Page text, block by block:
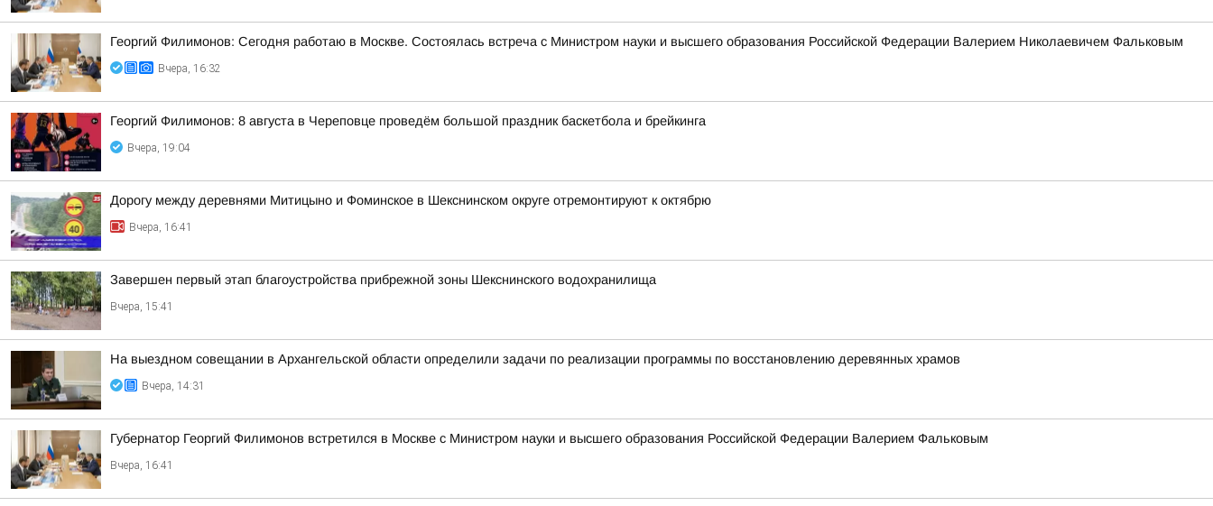
Георгий Филимонов: Сегодня работаю в Москве. Состоялась встреча с Министром науки и высшего образования Российской Федерации Валерием Николаевичем Фальковым
Вчера, 16:32
Георгий Филимонов: 8 августа в Череповце проведём большой праздник баскетбола и брейкинга
Вчера, 19:04
Дорогу между деревнями Митицыно и Фоминское в Шекснинском округе отремонтируют к октябрю
Вчера, 16:41
Завершен первый этап благоустройства прибрежной зоны Шекснинского водохранилища
Вчера, 15:41
На выездном совещании в Архангельской области определили задачи по реализации программы по восстановлению деревянных храмов
Вчера, 14:31
Губернатор Георгий Филимонов встретился в Москве с Министром науки и высшего образования Российской Федерации Валерием Фальковым
Вчера, 16:41